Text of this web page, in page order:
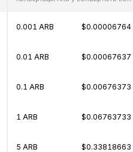
0.001 ARB $0.00006764
0.01 ARB $0.00067637
0.1 ARB $0.00676373
1 ARB $0.06763733
5 ARB $0.33818663